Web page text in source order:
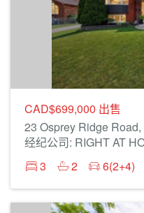
CAD$699,000 出售
23 Osprey Ridge Road,
经纪公司: RIGHT AT
3
2 6(2+4)